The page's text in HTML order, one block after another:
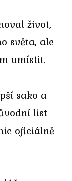
život,
světa, ale
umístit.
sako a
list
oficiálně